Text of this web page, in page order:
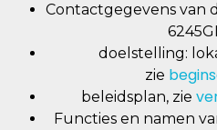
Contactgegevens van
doelstelling:
zie
beleidsplan, zie
Functies en namen